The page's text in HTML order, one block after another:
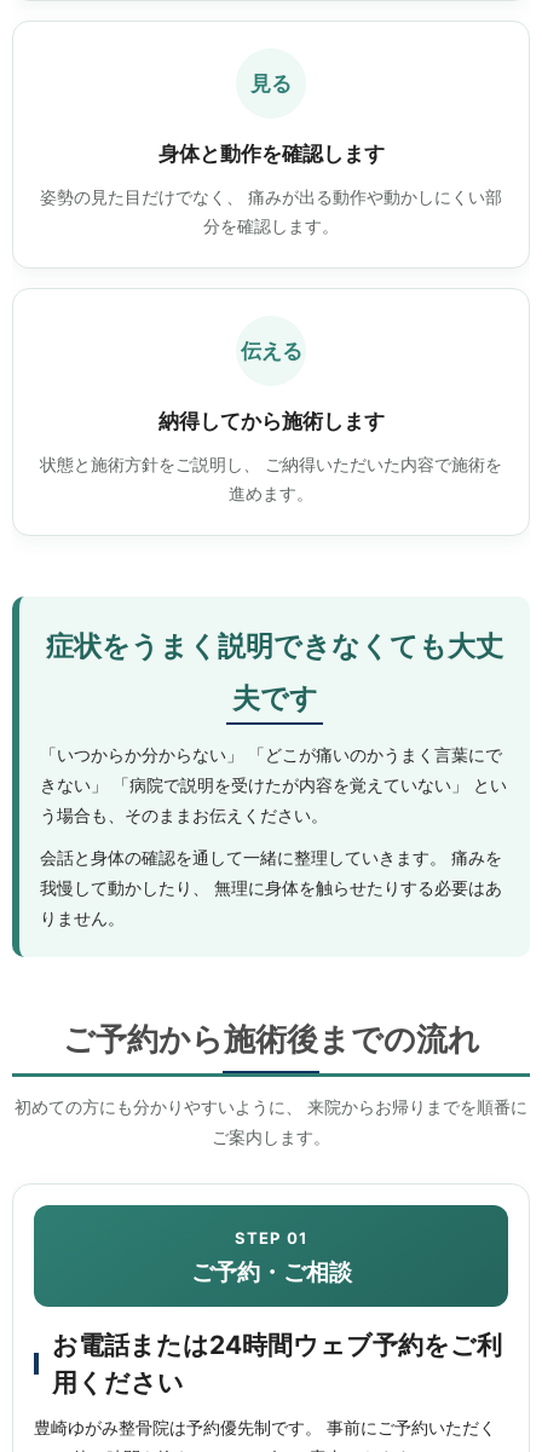
見る
身体と動作を確認します
姿勢の見た目だけでなく、 痛みが出る動作や動かしにくい部
分を確認します。
伝える
納得してから施術します
状態と施術方針をご説明し、 ご納得いただいた内容で施術を
進めます。
症状をうまく説明できなくても大丈
夫です
「いつからか分からない」 「どこが痛いのかうまく言葉にで
きない」 「病院で説明を受けたが内容を覚えていない」 とい
う場合も、そのままお伝えください。
会話と身体の確認を通して一緒に整理していきます。 痛みを
我慢して動かしたり、 無理に身体を触らせたりする必要はあ
りません。
ご予約から施術後までの流れ
初めての方にも分かりやすいように、 来院からお帰りまでを順番に
ご案内します。
STEP 01
ご予約・ご相談
お電話または24時間ウェブ予約をご利
用ください
豊崎ゆがみ整骨院は予約優先制です。 事前にご予約いただく